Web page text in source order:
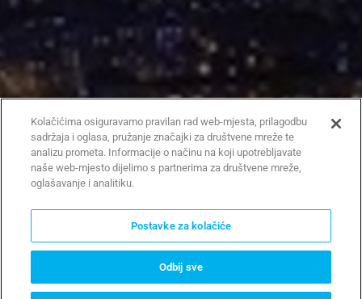
Kolačićima osiguravamo pravilan rad web-mjesta, prilagodbu
sadržaja i oglasa, pružanje značajki za društvene mreže te
analizu prometa. Informacije o načinu na koji upotrebljavate
naše web-mjesto dijelimo s partnerima za društvene mreže,
oglašavanje i analitiku.
Postavke za kolačiće
Odbij sve